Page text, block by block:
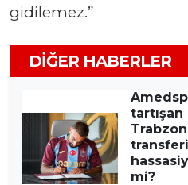
gidilemez.”
DIĞER HABERLER
tartışan
mi?